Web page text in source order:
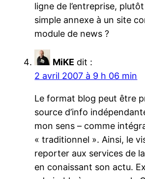
ligne de l’entreprise,
simple annexe à un site
module de news ?
MiKE dit :
2 avril 2007 à 9 h 06 min
Le format blog peut être
source d’info
mon sens – comme
« traditionnel ». Ainsi, le
reporter aux services de
en conaissant son actu.